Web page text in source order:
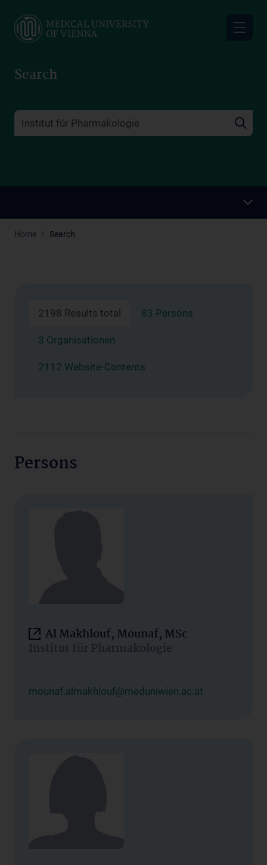
main
Search
Home Search
2198 Results total 83 Persons
3 Organisationen
2112 Website-Contents
Persons
Al Makhlouf, Mounaf, MSc
Institut für Pharmakologie
mounaf.almakhlouf@meduniwien.ac.at